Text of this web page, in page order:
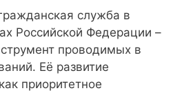
служба в
Российской Федерации –
проводимых в
Её развитие
приоритетное